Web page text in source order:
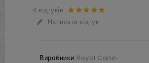
4 відгуків
Написати відгук
Виробники Royal Canin